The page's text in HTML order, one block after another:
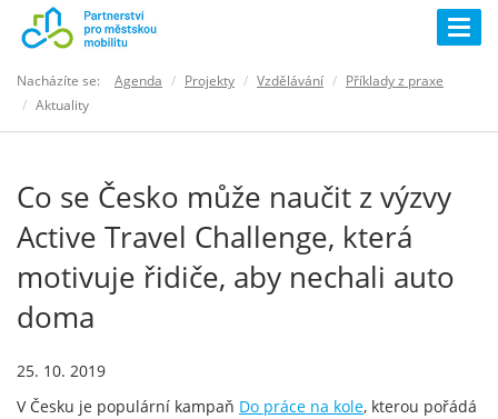
Nacházíte se: Agenda Projekty Vzdělávání
Příklady z praxe
Aktuality
Co se Česko může naučit z výzvy
Active Travel Challenge, která
motivuje řidiče, aby nechali auto
doma
25. 10. 2019
V Česku je populární kampaň Do práce na kole, kterou pořádá